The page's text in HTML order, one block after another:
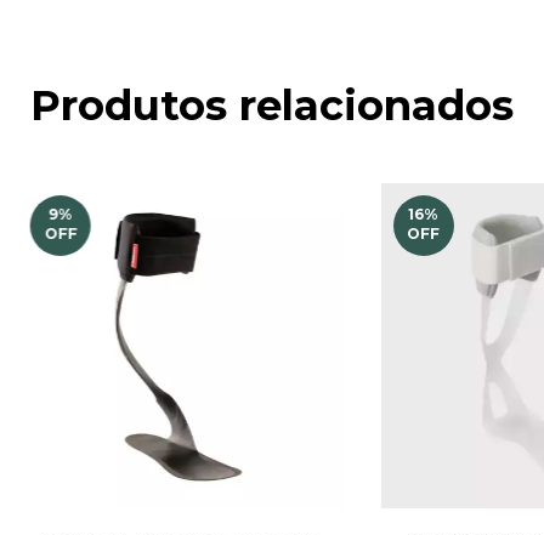
Produtos relacionados
9%
OFF
16%
OFF